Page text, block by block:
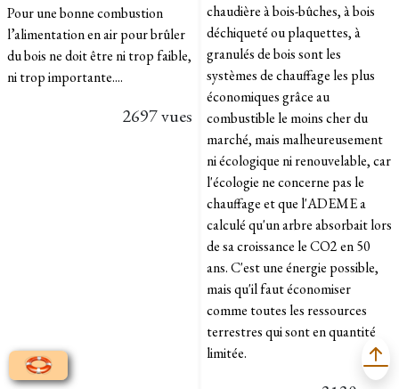
Pour une bonne combustion
l’alimentation en air pour brûler
du bois ne doit être ni trop faible,
ni trop importante....
2697 vues
chaudière à bois-bûches, à bois
déchiqueté ou plaquettes, à
granulés de bois sont les
systèmes de chauffage les plus
économiques grâce au
combustible le moins cher du
marché, mais malheureusement
ni écologique ni renouvelable, car
l'écologie ne concerne pas le
chauffage et que l'ADEME a
calculé qu'un arbre absorbait lors
de sa croissance le CO2 en 50
ans. C'est une énergie possible,
mais qu'il faut économiser
comme toutes les ressources
terrestres qui sont en quantité
limitée.